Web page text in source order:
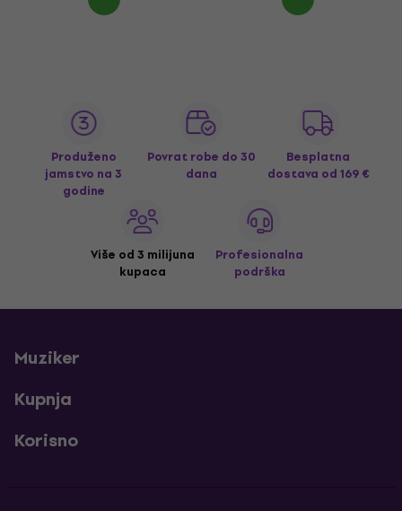
Produženo
jamstvo na 3
godine
Povrat robe do 30
dana
Besplatna
dostava od 169 €
Više od 3 milijuna
kupaca
Profesionalna
podrška
Muziker
Kupnja
Korisno